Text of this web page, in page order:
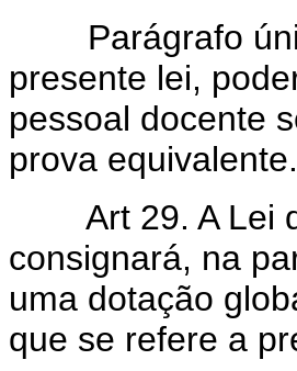
Parágrafo
presente lei,
pessoal docente
prova equivalente.
Art 29. A Lei
consignará, na
uma dotação
que se refere a